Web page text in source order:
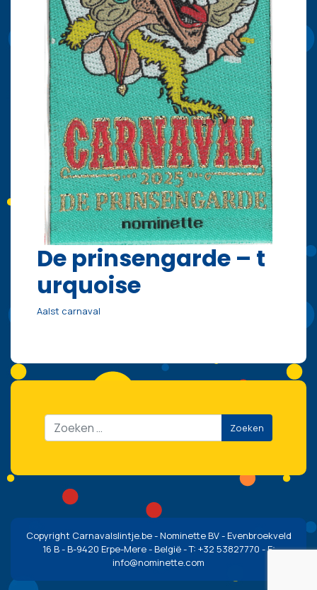
De prinsengarde – t
urquoise
Aalst carnaval
Zoeken
Copyright Carnavalslintje.be - Nominette BV - Evenbroekveld
16 B - B-9420 Erpe-Mere - België - T: +32 53827770 - E:
info@nominette.com